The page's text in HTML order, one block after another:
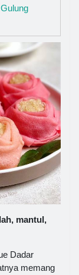
mantul,
Dadar
memang